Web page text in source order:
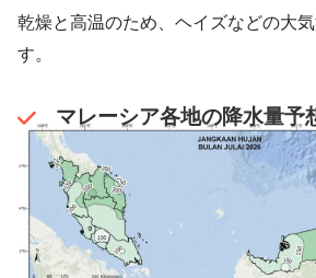
乾燥と高温のため、ヘイズなどの大
す。
マレーシア各地の降水量予